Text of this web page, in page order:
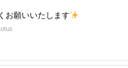
お願いいたします